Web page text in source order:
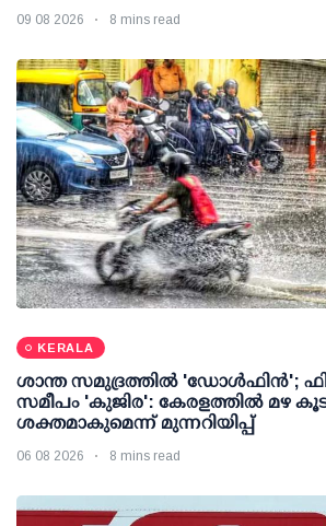
09 08 2026 8 mins read
KERALA
ശാന്ത സമുദ്രത്തില്‍ 'ഡോള്‍ഫിന്‍';
സമീപം 'കുജിര': കേരളത്തില്‍ മഴ
ശക്തമാകുമെന്ന് മുന്നറിയിപ്പ്
06 08 2026 8 mins read